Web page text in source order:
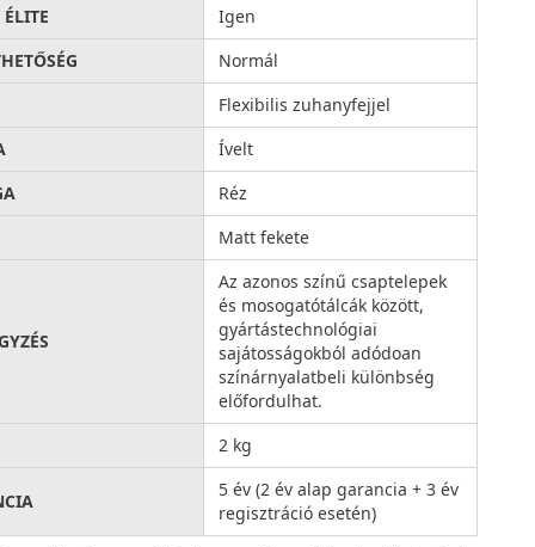
Igen
Normál
Flexibilis zuhanyfejjel
Ívelt
Réz
Matt fekete
Az azonos színű csaptelepek
és mosogatótálcák között,
gyártástechnológiai
sajátosságokból adódoan
színárnyalatbeli különbség
előfordulhat.
2 kg
5 év (2 év alap garancia + 3 év
regisztráció esetén)